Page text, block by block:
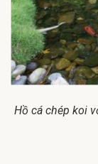
Hồ cá chép koi